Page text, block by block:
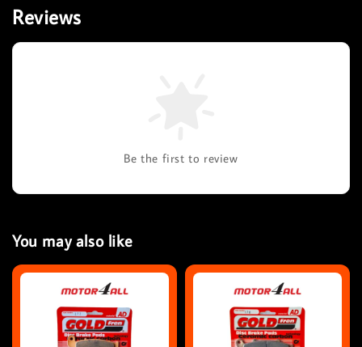
Reviews
Be the first to review
You may also like